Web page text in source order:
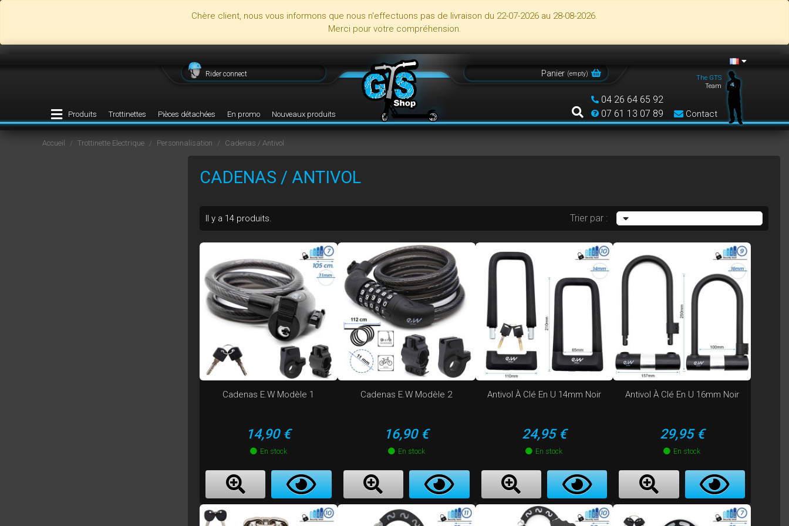
Chère client, nous vous informons que nous n'effectuons pas de livraison du 22-07-2026 au 28-08-2026.
Merci pour votre compréhension.
Rider connect Panier (empty)
Produits Trottinettes Pièces détachées En promo Nouveaux produits Contact
04 26 64 65 92
07 61 13 07 89
The GTS
Team
Accueil Trottinette Electrique Personnalisation Cadenas / Antivol
CADENAS / ANTIVOL
Il y a 14 produits. Trier par :
Cadenas E.W Modèle 1
Prix
14,90 €
En stock
Cadenas E.W Modèle 2
Prix
16,90 €
En stock
Antivol À Clé En U 14mm Noir
Prix
24,95 €
En stock
Antivol À Clé En U 16mm Noir
Prix
29,95 €
En stock